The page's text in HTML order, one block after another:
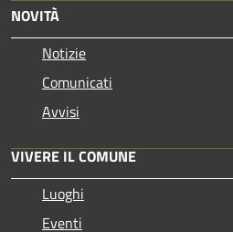
NOVITÀ
Notizie
Comunicati
Avvisi
VIVERE IL COMUNE
Luoghi
Eventi